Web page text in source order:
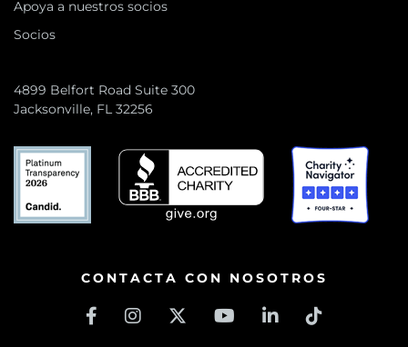
Apoya a nuestros socios
Socios
4899 Belfort Road Suite 300
Jacksonville, FL 32256
CONTACTA CON NOSOTROS